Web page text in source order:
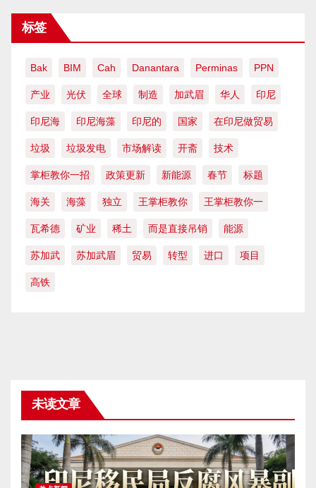
标签
Bak BIM Cah Danantara Perminas PPN
产业 光伏 全球 制造 加武眉 华人 印尼
印尼海 印尼海藻 印尼的 国家 在印尼做贸易
垃圾 垃圾发电 市场解读 开斋 技术
掌柜教你一招 政策更新 新能源 春节 标题
海关 海藻 独立 王掌柜教你 王掌柜教你一
瓦希德 矿业 稀土 而是直接吊销 能源
苏加武 苏加武眉 贸易 转型 进口 项目
高铁
未读文章